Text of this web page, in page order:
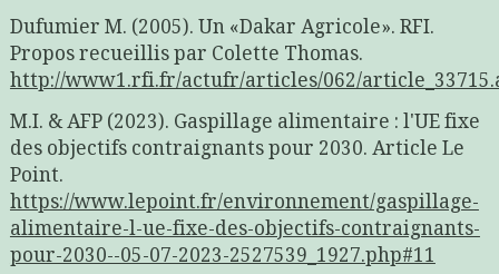
Dufumier M. (2005). Un «Dakar Agricole». RFI.
Propos recueillis par Colette Thomas.
http://www1.rfi.fr/actufr/articles/062/
M.I. & AFP (2023). Gaspillage alimentaire : l'UE fixe
des objectifs contraignants pour 2030. Article Le
Point.
https://www.lepoint.fr/environnement/gaspillage-
alimentaire-l-ue-fixe-des-objectifs-contraignants-
pour-2030--05-07-2023-2527539_1927.php#11